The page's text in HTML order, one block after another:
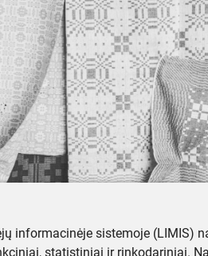
informacinėje sistemoje (LIMIS)
statistiniai ir rinkodariniai.